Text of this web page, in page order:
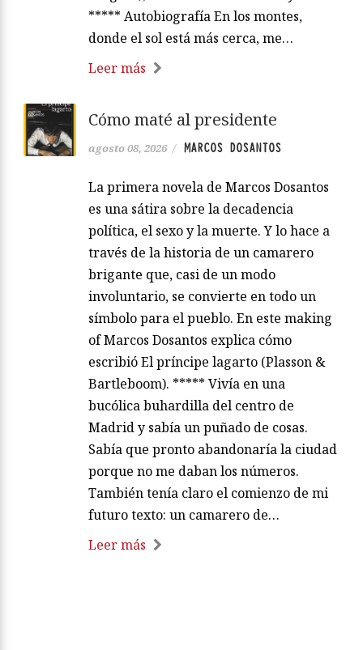
***** Autobiografía En los montes,
donde el sol está más cerca, me…
Leer más
Cómo maté al presidente
agosto 08, 2026 / MARCOS DOSANTOS
La primera novela de Marcos Dosantos
es una sátira sobre la decadencia
política, el sexo y la muerte. Y lo hace a
través de la historia de un camarero
brigante que, casi de un modo
involuntario, se convierte en todo un
símbolo para el pueblo. En este making
of Marcos Dosantos explica cómo
escribió El príncipe lagarto (Plasson &
Bartleboom). ***** Vivía en una
bucólica buhardilla del centro de
Madrid y sabía un puñado de cosas.
Sabía que pronto abandonaría la ciudad
porque no me daban los números.
También tenía claro el comienzo de mi
futuro texto: un camarero de…
Leer más